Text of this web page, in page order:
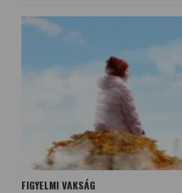
FIGYELMI VAKSÁG